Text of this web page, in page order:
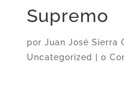
Supremo
por Juan José Sierra
Uncategorized
0